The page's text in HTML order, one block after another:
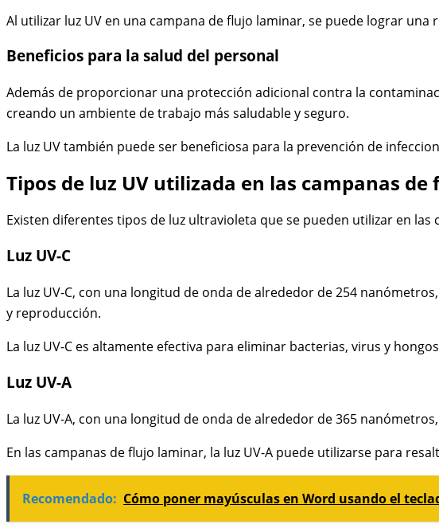
Al utilizar luz UV en una campana de flujo laminar, se puede lograr
Beneficios para la salud del personal
Además de proporcionar una protección adicional contra la
creando un ambiente de trabajo más saludable y seguro.
La luz UV también puede ser beneficiosa para la prevención de
Tipos de luz UV utilizada en las campanas
Existen diferentes tipos de luz ultravioleta que se pueden utilizar en las
Luz UV-C
La luz UV-C, con una longitud de onda de alrededor de 254
y reproducción.
La luz UV-C es altamente efectiva para eliminar bacterias, virus y
Luz UV-A
La luz UV-A, con una longitud de onda de alrededor de 365
En las campanas de flujo laminar, la luz UV-A puede utilizarse para
Recomendado: Cómo poner mayúsculas en Word usando el